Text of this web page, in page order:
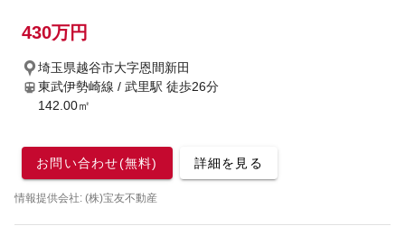
430万円
埼玉県越谷市大字恩間新田
東武伊勢崎線 / 武里駅 徒歩26分
142.00㎡
お問い合わせ(無料) 詳細を見る
情報提供会社: (株)宝友不動産